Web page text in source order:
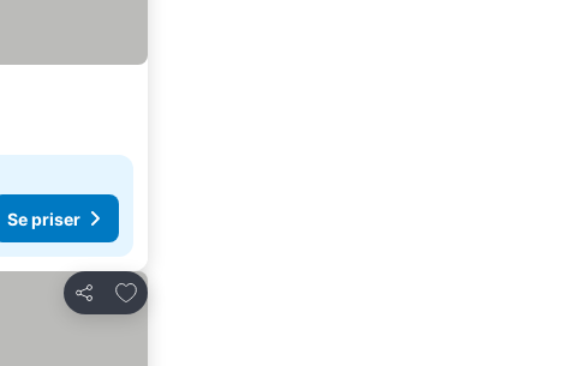
Se priser
Dela
Lägg till i Mina Favoriter